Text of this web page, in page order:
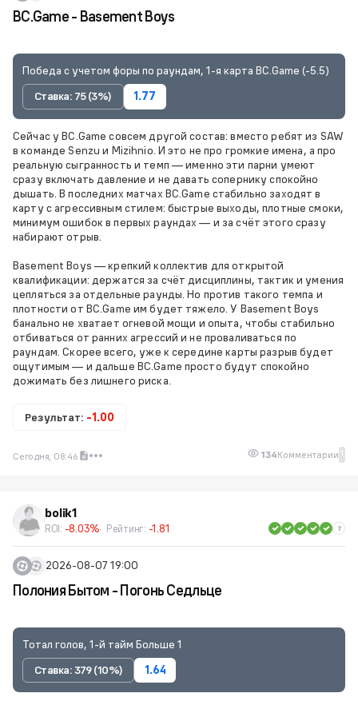
BC.Game - Basement Boys
Победа с учетом форы по раундам, 1-я карта BC.Game (-5.5)
Ставка: 75 (3%)
1.77
Сейчас у BC.Game совсем другой состав: вместо ребят из SAW
в команде Senzu и Mizihnio. И это не про громкие имена, а про
реальную сыгранность и темп — именно эти парни умеют
сразу включать давление и не давать сопернику спокойно
дышать. В последних матчах BC.Game стабильно заходят в
карту с агрессивным стилем: быстрые выходы, плотные смоки,
минимум ошибок в первых раундах — и за счёт этого сразу
набирают отрыв.
Basement Boys — крепкий коллектив для открытой
квалификации: держатся за счёт дисциплины, тактик и умения
цепляться за отдельные раунды. Но против такого темпа и
плотности от BC.Game им будет тяжело. У Basement Boys
банально не хватает огневой мощи и опыта, чтобы стабильно
отбиваться от ранних агрессий и не проваливаться по
раундам. Скорее всего, уже к середине карты разрыв будет
ощутимым — и дальше BC.Game просто будут спокойно
дожимать без лишнего риска.
Результат: -1.00
Сегодня, 08:46 134Комментарии 1
bolik1
ROI: -8.03% Рейтинг: -1.81
2026-08-07 19:00
Полония Бытом - Погонь Седльце
Тотал голов, 1-й тайм Больше 1
Ставка: 379 (10%)
1.64